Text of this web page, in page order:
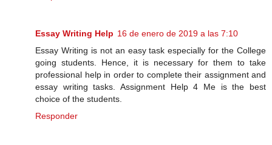
Essay Writing Help 16 de enero de 2019 a las 7:10
Essay Writing is not an easy task especially for the College
going students. Hence, it is necessary for them to take
professional help in order to complete their assignment and
essay writing tasks. Assignment Help 4 Me is the best
choice of the students.
Responder